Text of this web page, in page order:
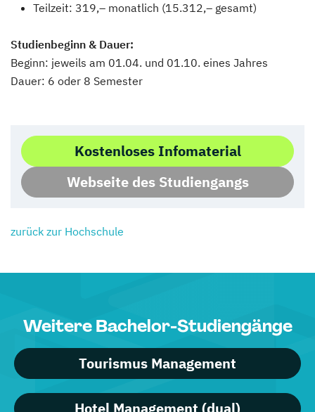
Teilzeit: 319,– monatlich (15.312,– gesamt)
Studienbeginn & Dauer:
Beginn: jeweils am 01.04. und 01.10. eines Jahres
Dauer: 6 oder 8 Semester
Kostenloses Infomaterial
Webseite des Studiengangs
zurück zur Hochschule
Weitere Bachelor-Studiengänge
Tourismus Management